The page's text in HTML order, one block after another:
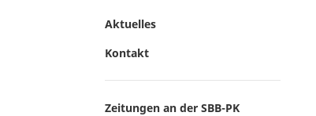
Aktuelles
Kontakt
Zeitungen an der SBB-PK